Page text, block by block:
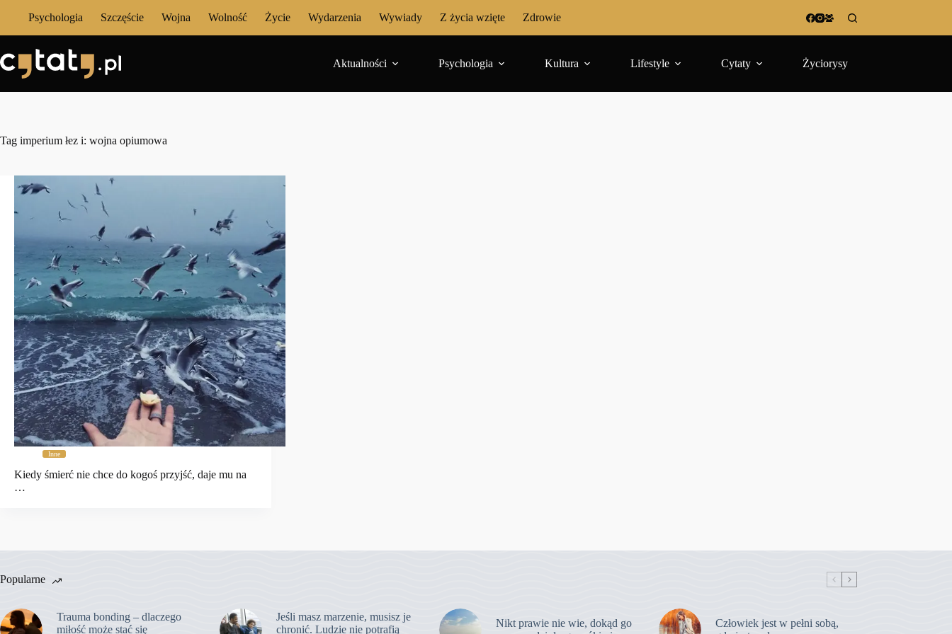
Psychologia Szczęście Wojna Wolność Życie Wydarzenia Wywiady Z życia wzięte Zdrowie
Aktualności Psychologia Kultura Lifestyle Cytaty Życiorysy
Tag imperium łez i: wojna opiumowa
Inne
Kiedy śmierć nie chce do kogoś przyjść, daje mu na
…
Popularne
Trauma bonding – dlaczego
miłość może stać się
Jeśli masz marzenie, musisz je
chronić. Ludzie nie potrafią
Nikt prawie nie wie, dokąd go
Człowiek jest w pełni sobą,